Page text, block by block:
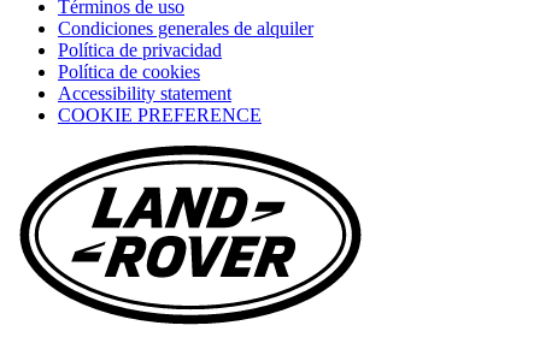
new
tab)
Términos de uso
Condiciones generales de alquiler
Política de privacidad
Política de cookies
in
a
tab)
Accessibility statement
COOKIE PREFERENCE